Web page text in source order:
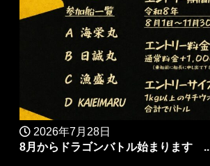
2026年7月28日
8月からドラゴンバトル始まります ..